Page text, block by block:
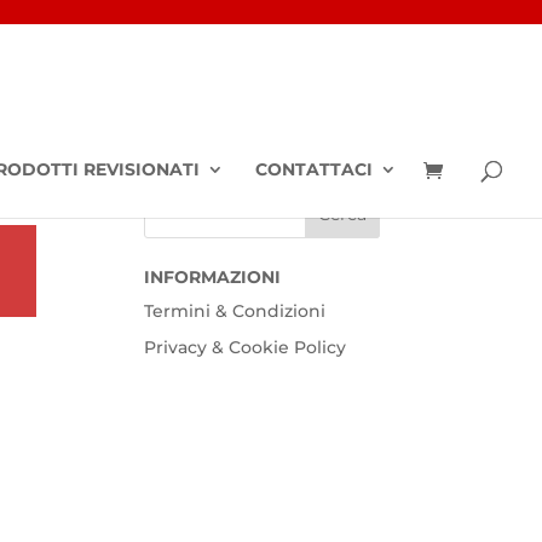
REVISIONATI CONTATTACI
INFORMAZIONI
Termini & Condizioni
Privacy & Cookie Policy